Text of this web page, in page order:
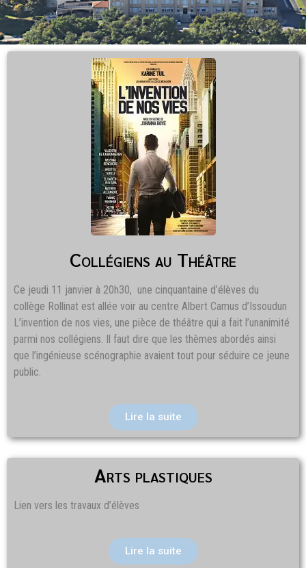
Collégiens au Théâtre
Ce jeudi 11 janvier à 20h30, une cinquantaine d’élèves du
collège Rollinat est allée voir au centre Albert Camus d’Issoudun
L’invention de nos vies, une pièce de théâtre qui a fait l’unanimité
parmi nos collégiens. Il faut dire que les thèmes abordés ainsi
que l’ingénieuse scénographie avaient tout pour séduire ce jeune
public.
Lire la suite
Arts plastiques
Lien vers les travaux d’élèves
Lire la suite